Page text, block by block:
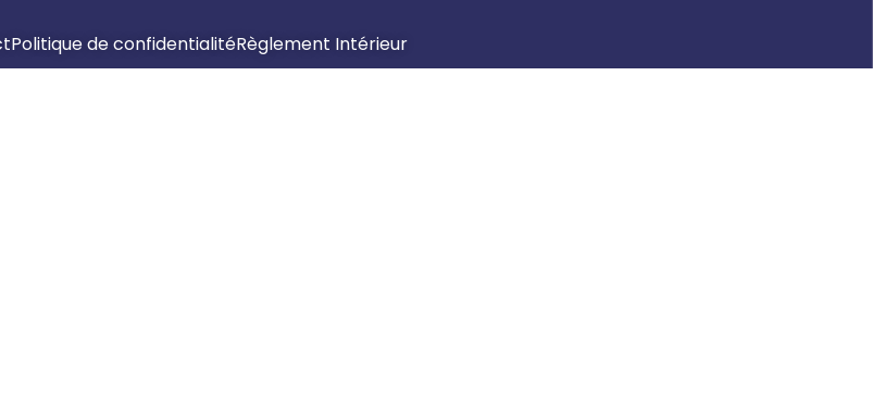
Politique de confidentialitéRèglement Intérieur